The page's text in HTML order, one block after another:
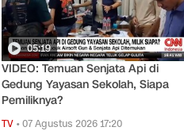
05:19
VIDEO: Temuan Senjata Api di
Gedung Yayasan Sekolah, Siapa
Pemiliknya?
TV•07 Agustus 2026 17:20